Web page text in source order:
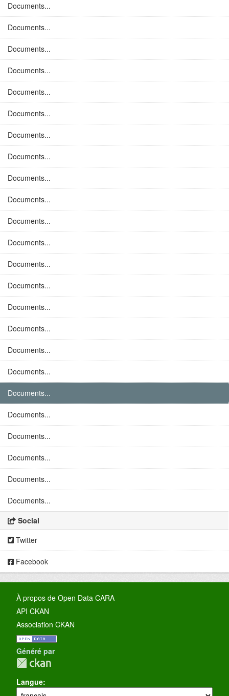
Documents...
Documents...
Documents...
Documents...
Documents...
Documents...
Documents...
Documents...
Documents...
Documents...
Documents...
Documents...
Documents...
Documents...
Documents...
Documents...
Documents...
Documents...
Documents...
Documents...
Documents...
Documents...
Documents...
Documents...
Social
Twitter
Facebook
À propos de Open Data CARA
API CKAN
Association CKAN
Généré par
Langue